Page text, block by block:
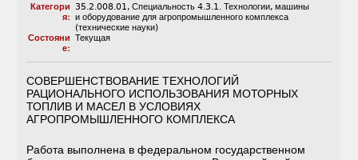
Категори
я:
35.2.008.01, Специальность 4.3.1. Технологии, машины
и оборудование для агропромышленного комплекса
(технические науки)
Состояни
е:
Текущая
СОВЕРШЕНСТВОВАНИЕ ТЕХНОЛОГИЙ
РАЦИОНАЛЬНОГО ИСПОЛЬЗОВАНИЯ МОТОРНЫХ
ТОПЛИВ И МАСЕЛ В УСЛОВИЯХ
АГРОПРОМЫШЛЕННОГО КОМПЛЕКСА
Работа выполнена в федеральном государственном